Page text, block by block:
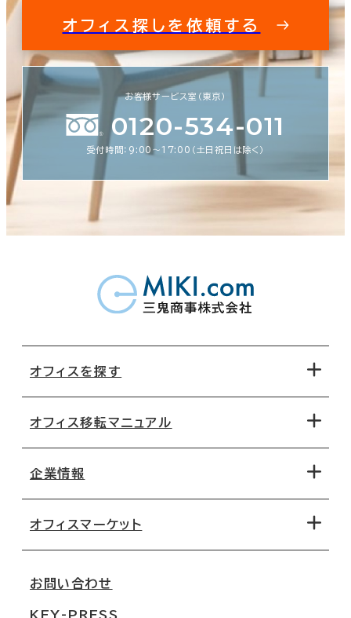
オフィス探しを依頼する
お客様サービス室（東京）
0120-534-011
受付時間：9:00〜17:00（土日祝日は除く）
オフィスを探す
地図から探す
路線・駅から探す
オフィス移転マニュアル
移転コストシミュレーション
移転スケジュール
オフィス移転Q&A
企業情報
オフィスマーケット
お問い合わせ
KEY-PRESS